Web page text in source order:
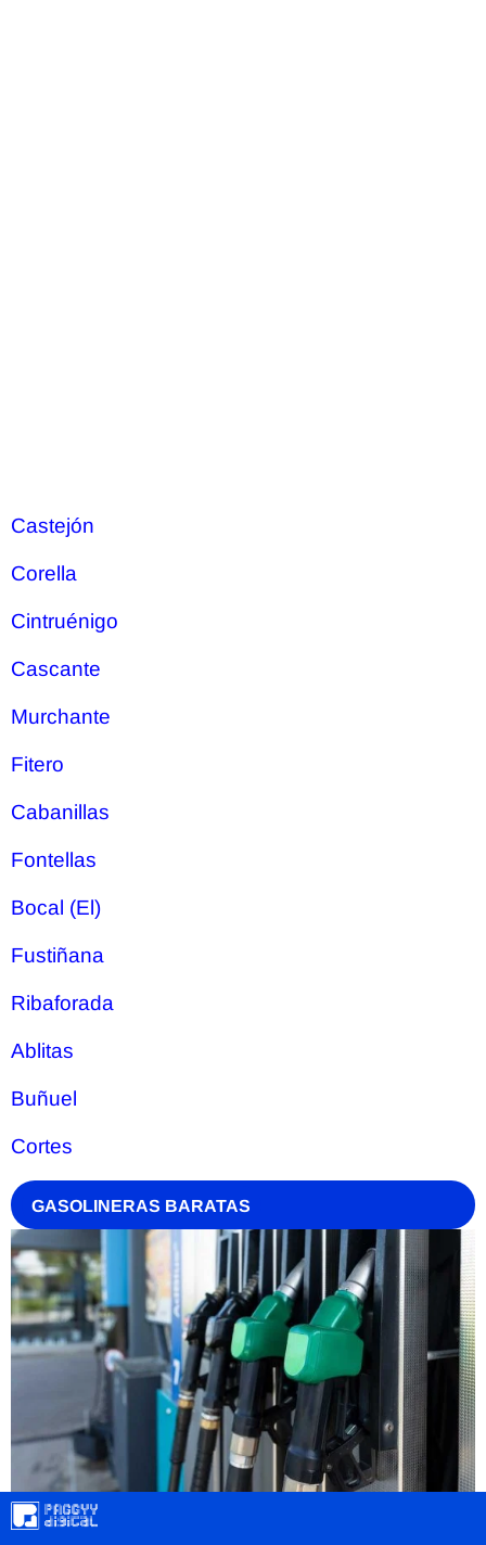
Castejón
Corella
Cintruénigo
Cascante
Murchante
Fitero
Cabanillas
Fontellas
Bocal (El)
Fustiñana
Ribaforada
Ablitas
Buñuel
Cortes
GASOLINERAS BARATAS